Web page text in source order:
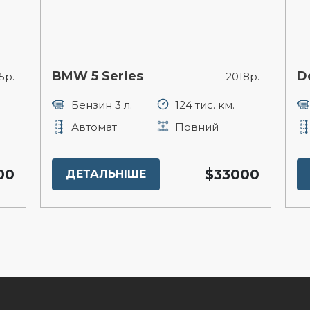
2018р.
124 тис. км.
Повний
$33000
Dodge Charger
Бензин 5.7 л.
Автомат
ДЕТАЛЬНІШЕ